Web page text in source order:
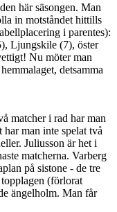
här säsongen. Man
in motståndet hittills
i parentes):
Ljungskile (7), öster
Nu möter man
detsamma
matcher i rad har man
man inte spelat två
Juliusson är het i
matcherna. Varberg
på sistone - de tre
topplagen (förlorat
ängelholm. Man får